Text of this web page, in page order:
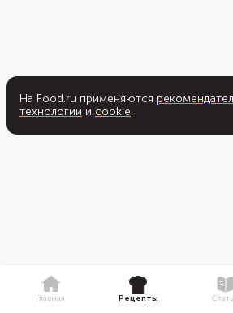
На Food.ru применяются
технологии и cookie.
Главная Рецепты